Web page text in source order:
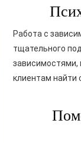
Работа с
тщательного
зависимостями,
клиентам найти